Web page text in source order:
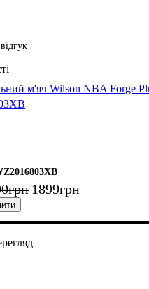
м'яч Wilson NBA Forge
грн 1899грн